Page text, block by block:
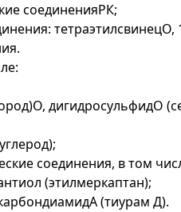
соединенияРК;
тетраэтилсвинецО,
дигидросульфидО
соединения, в том
(этилмеркаптан);
(тиурам Д).